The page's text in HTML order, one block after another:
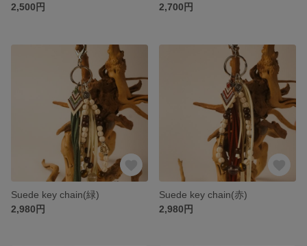
2,500円
2,700円
Suede key chain(緑)
2,980円
Suede key chain(赤)
2,980円